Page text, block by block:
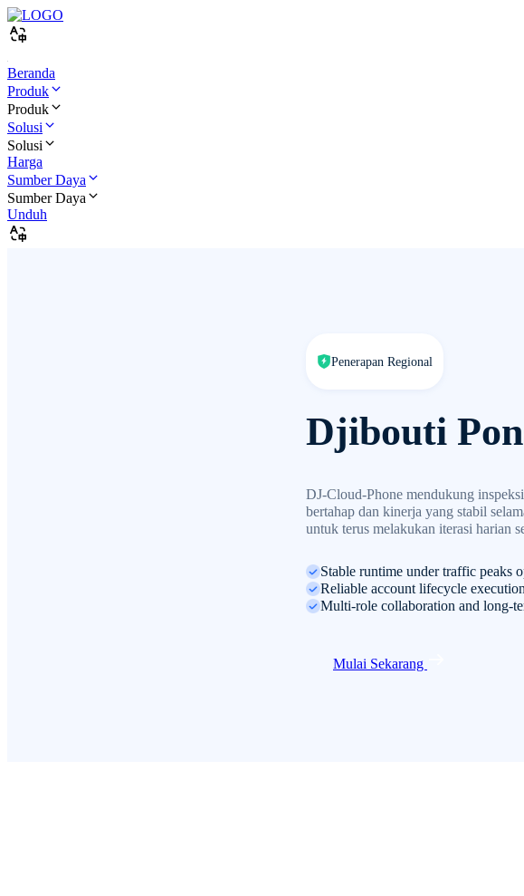
Beranda
Produk
Produk
Solusi
Solusi
Harga
Sumber Daya
Sumber Daya
Unduh
Penerapan Regional
Djibouti
DJ-Cloud-Phone mendukung
bertahap dan kinerja yang stabil
untuk terus melakukan iterasi harian
Stable runtime under traffic
Reliable account lifecycle
Multi-role collaboration and long-
Mulai Sekarang